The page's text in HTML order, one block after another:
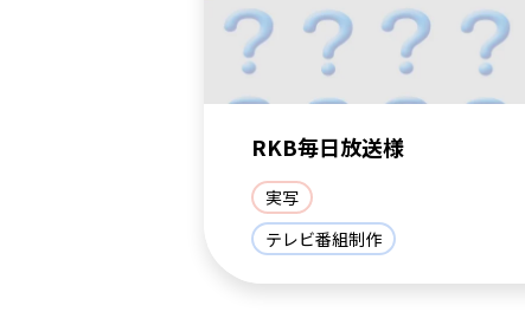
RKB毎日放送様
実写
テレビ番組制作